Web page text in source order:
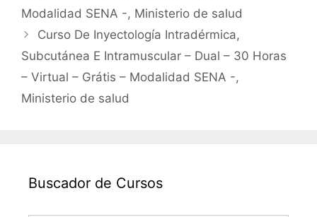
Modalidad SENA -, Ministerio de salud
Curso De Inyectología Intradérmica,
Subcutánea E Intramuscular – Dual – 30 Horas
– Virtual – Grátis – Modalidad SENA -,
Ministerio de salud
Buscador de Cursos